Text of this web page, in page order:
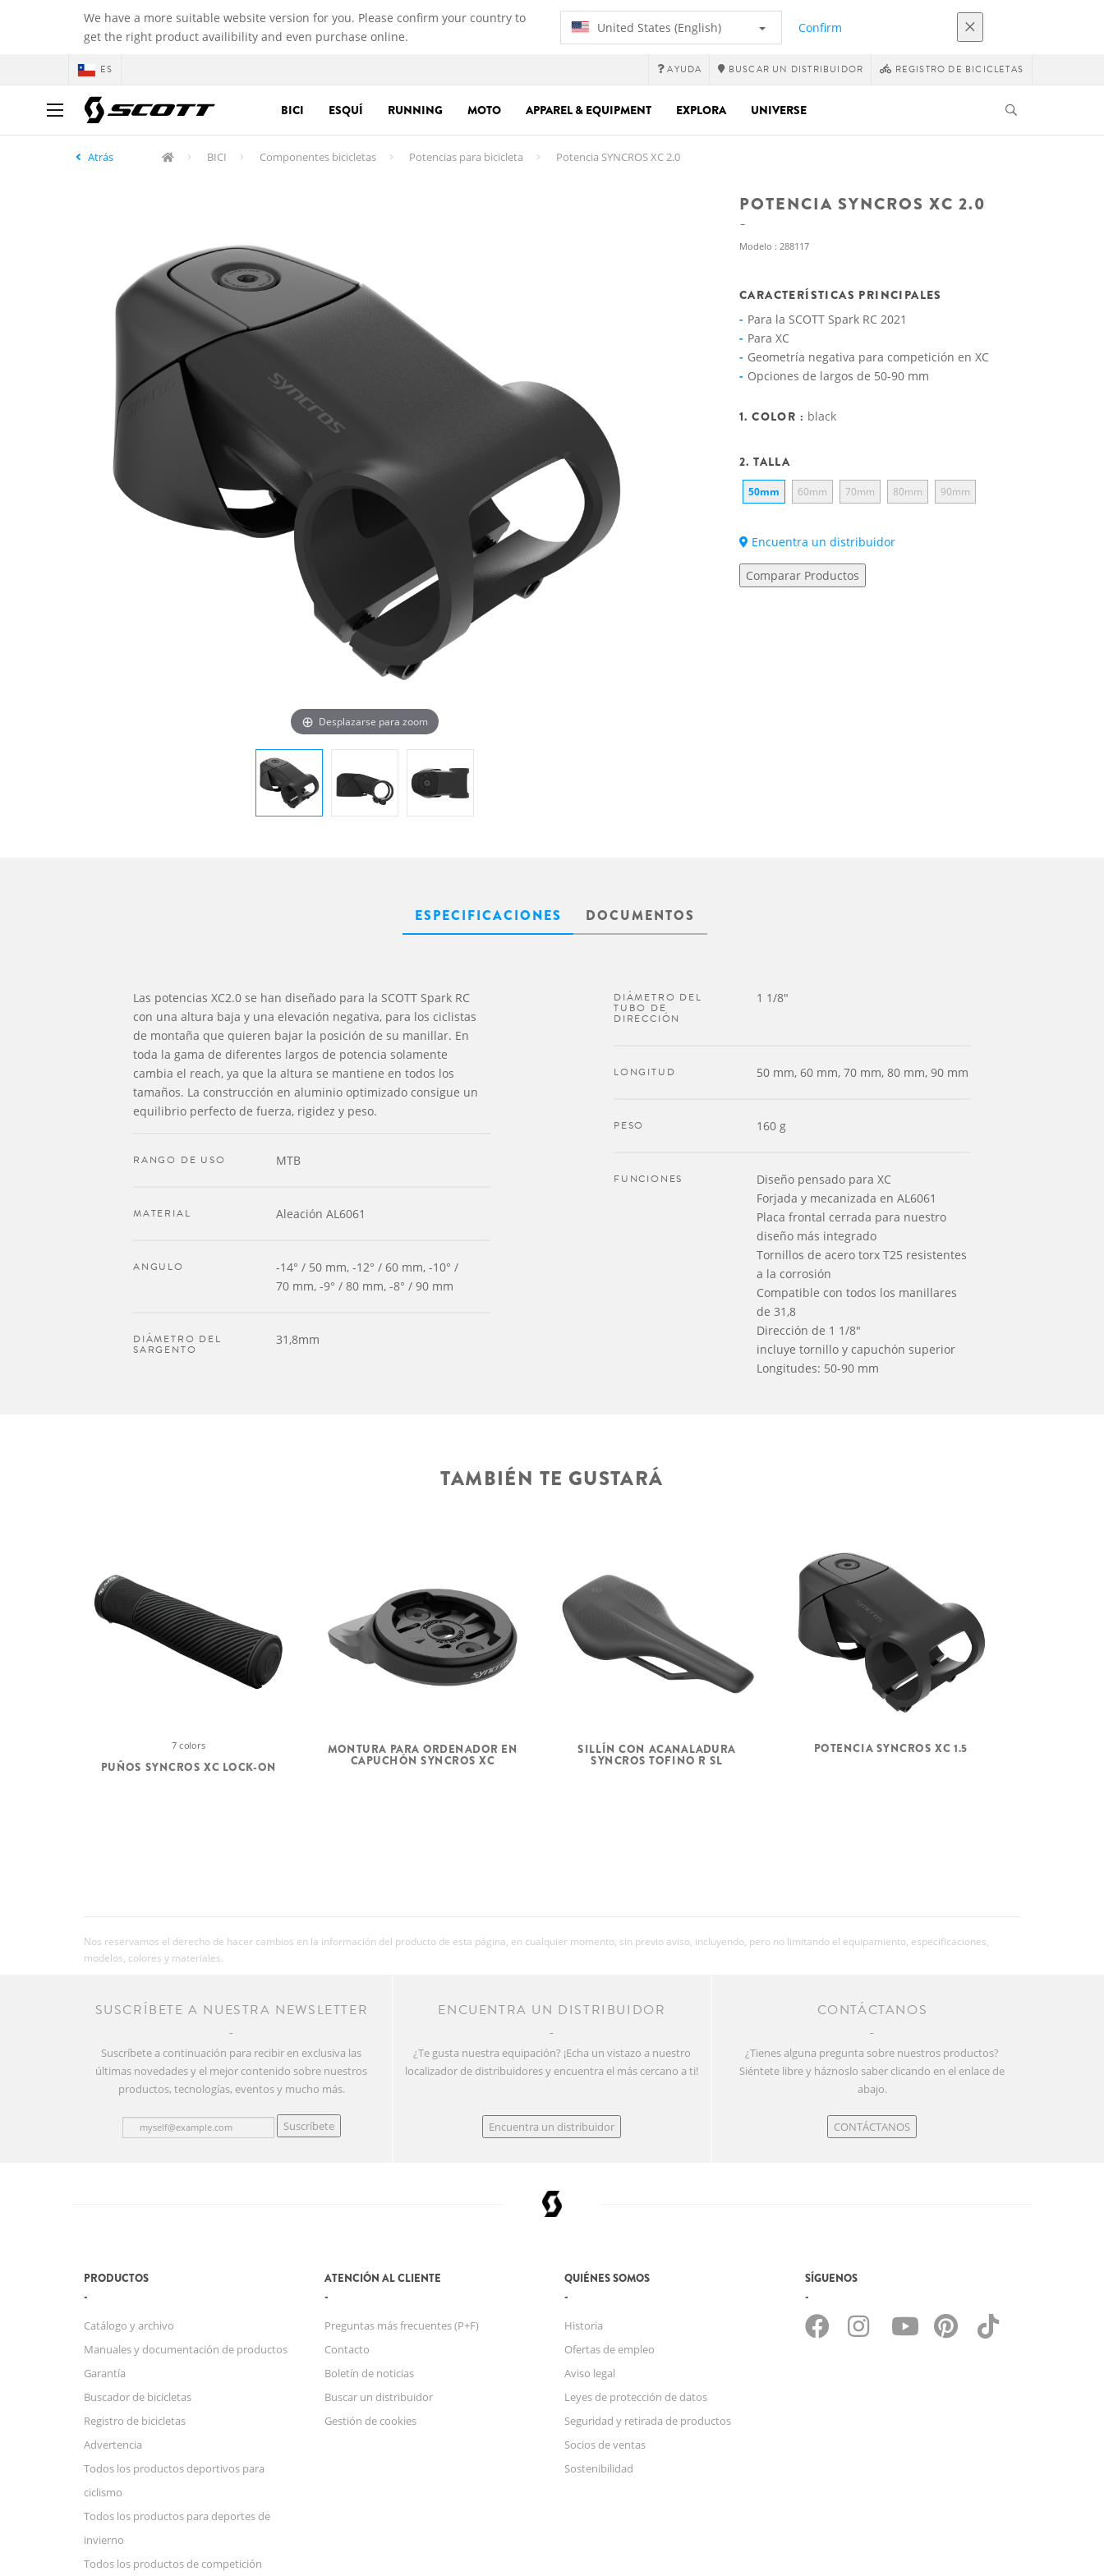
We have a more suitable website version for you. Please confirm your country to
get the right product availibility and even purchase online.
United States (English) Confirm
ES AYUDA BUSCAR UN DISTRIBUIDOR REGISTRO DE BICICLETAS
BICI ESQUÍ RUNNING MOTO APPAREL & EQUIPMENT EXPLORA UNIVERSE
Atrás BICI Componentes bicicletas Potencias para bicicleta Potencia SYNCROS XC 2.0
POTENCIA SYNCROS XC 2.0
Modelo : 288117
Desplazarse para zoom
CARACTERÍSTICAS PRINCIPALES
Para la SCOTT Spark RC 2021
Para XC
Geometría negativa para competición en XC
Opciones de largos de 50-90 mm
1. COLOR : black
2. TALLA
50mm 60mm 70mm 80mm 90mm
Encuentra un distribuidor
Comparar Productos
ESPECIFICACIONES DOCUMENTOS
Las potencias XC2.0 se han diseñado para la SCOTT Spark RC
con una altura baja y una elevación negativa, para los ciclistas
de montaña que quieren bajar la posición de su manillar. En
toda la gama de diferentes largos de potencia solamente
cambia el reach, ya que la altura se mantiene en todos los
tamaños. La construcción en aluminio optimizado consigue un
equilibrio perfecto de fuerza, rigidez y peso.
RANGO DE USO MTB
MATERIAL Aleación AL6061
ANGULO
-14° / 50 mm, -12° / 60 mm, -10° /
70 mm, -9° / 80 mm, -8° / 90 mm
DIÁMETRO DEL
SARGENTO
31,8mm
DIÁMETRO DEL
TUBO DE
DIRECCIÓN
1 1/8"
LONGITUD 50 mm, 60 mm, 70 mm, 80 mm, 90 mm
PESO 160 g
FUNCIONES
Diseño pensado para XC
Forjada y mecanizada en AL6061
Placa frontal cerrada para nuestro
diseño más integrado
Tornillos de acero torx T25 resistentes
a la corrosión
Compatible con todos los manillares
de 31,8
Dirección de 1 1/8"
incluye tornillo y capuchón superior
Longitudes: 50-90 mm
TAMBIÉN TE GUSTARÁ
7 colors
PUÑOS SYNCROS XC LOCK-ON
MONTURA PARA ORDENADOR EN
CAPUCHÓN SYNCROS XC
SILLÍN CON ACANALADURA
SYNCROS TOFINO R SL
POTENCIA SYNCROS XC 1.5
Nos reservamos el derecho de hacer cambios en la información del producto de esta página, en cualquier momento, sin previo aviso, incluyendo, pero no limitando el equipamiento, especificaciones,
modelos, colores y materiales.
SUSCRÍBETE A NUESTRA NEWSLETTER
Suscríbete a continuación para recibir en exclusiva las
últimas novedades y el mejor contenido sobre nuestros
productos, tecnologías, eventos y mucho más.
Suscríbete
ENCUENTRA UN DISTRIBUIDOR
¿Te gusta nuestra equipación? ¡Echa un vistazo a nuestro
localizador de distribuidores y encuentra el más cercano a ti!
Encuentra un distribuidor
CONTÁCTANOS
¿Tienes alguna pregunta sobre nuestros productos?
Siéntete libre y háznoslo saber clicando en el enlace de
abajo.
CONTÁCTANOS
PRODUCTOS
Catálogo y archivo
Manuales y documentación de productos
Garantía
Buscador de bicicletas
Registro de bicicletas
Advertencia
Todos los productos deportivos para
ciclismo
Todos los productos para deportes de
invierno
Todos los productos de competición
ATENCIÓN AL CLIENTE
Preguntas más frecuentes (P+F)
Contacto
Boletín de noticias
Buscar un distribuidor
Gestión de cookies
QUIÉNES SOMOS
Historia
Ofertas de empleo
Aviso legal
Leyes de protección de datos
Seguridad y retirada de productos
Socios de ventas
Sostenibilidad
SÍGUENOS